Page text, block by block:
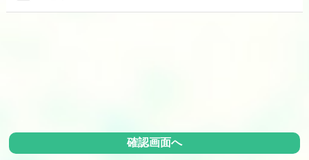
確認画面へ